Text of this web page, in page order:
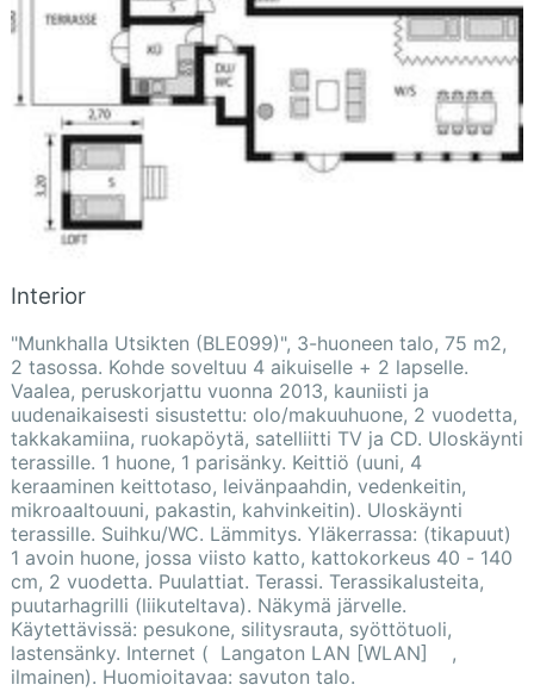
Interior
"Munkhalla Utsikten (BLE099)", 3-huoneen talo, 75 m2,
2 tasossa. Kohde soveltuu 4 aikuiselle + 2 lapselle.
Vaalea, peruskorjattu vuonna 2013, kauniisti ja
uudenaikaisesti sisustettu: olo/makuuhuone, 2 vuodetta,
takkakamiina, ruokapöytä, satelliitti TV ja CD. Uloskäynti
terassille. 1 huone, 1 parisänky. Keittiö (uuni, 4
keraaminen keittotaso, leivänpaahdin, vedenkeitin,
mikroaaltouuni, pakastin, kahvinkeitin). Uloskäynti
terassille. Suihku/WC. Lämmitys. Yläkerrassa: (tikapuut)
1 avoin huone, jossa viisto katto, kattokorkeus 40 - 140
cm, 2 vuodetta. Puulattiat. Terassi. Terassikalusteita,
puutarhagrilli (liikuteltava). Näkymä järvelle.
Käytettävissä: pesukone, silitysrauta, syöttötuoli,
lastensänky. Internet ( Langaton LAN [WLAN] ,
ilmainen). Huomioitavaa: savuton talo.